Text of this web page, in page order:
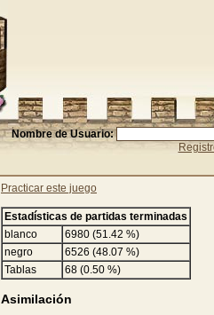
Nombre de Usuario:
Practicar este juego
Estadísticas de partidas terminadas
blanco
6980 (51.42 %)
negro
6526 (48.07 %)
Tablas
68 (0.50 %)
Asimilación